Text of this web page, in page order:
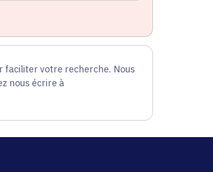
faciliter votre recherche. Nous
nous écrire à